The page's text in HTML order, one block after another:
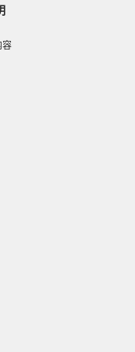
容